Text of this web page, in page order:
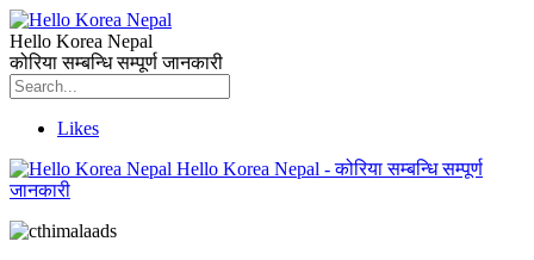
Hello Korea Nepal
कोरिया सम्बन्धि सम्पूर्ण जानकारी
Likes
Hello Korea Nepal - कोरिया सम्बन्धि सम्पूर्ण
जानकारी